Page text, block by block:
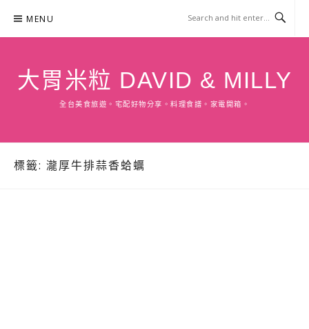
content
MENU
大胃米粒 DAVID & MILLY
全台美食旅遊。宅配好物分享。料理食譜。家電開箱。
標籤: 瀧厚牛排蒜香蛤蠣